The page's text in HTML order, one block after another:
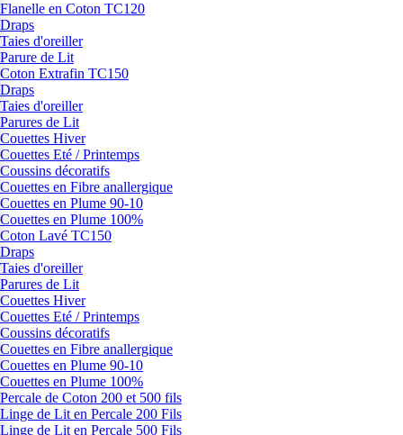
Flanelle en Coton TC120
Draps
Taies d'oreiller
Parure de Lit
Coton Extrafin TC150
Draps
Taies d'oreiller
Parures de Lit
Couettes Hiver
Couettes Eté / Printemps
Coussins décoratifs
Couettes en Fibre anallergique
Couettes en Plume 90-10
Couettes en Plume 100%
Coton Lavé TC150
Draps
Taies d'oreiller
Parures de Lit
Couettes Hiver
Couettes Eté / Printemps
Coussins décoratifs
Couettes en Fibre anallergique
Couettes en Plume 90-10
Couettes en Plume 100%
Percale de Coton 200 et 500 fils
Linge de Lit en Percale 200 Fils
Linge de Lit en Percale 500 Fils